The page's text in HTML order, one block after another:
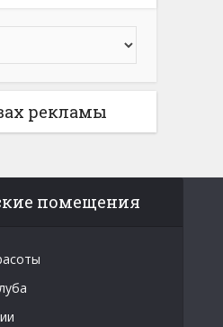
рекламы
помещения